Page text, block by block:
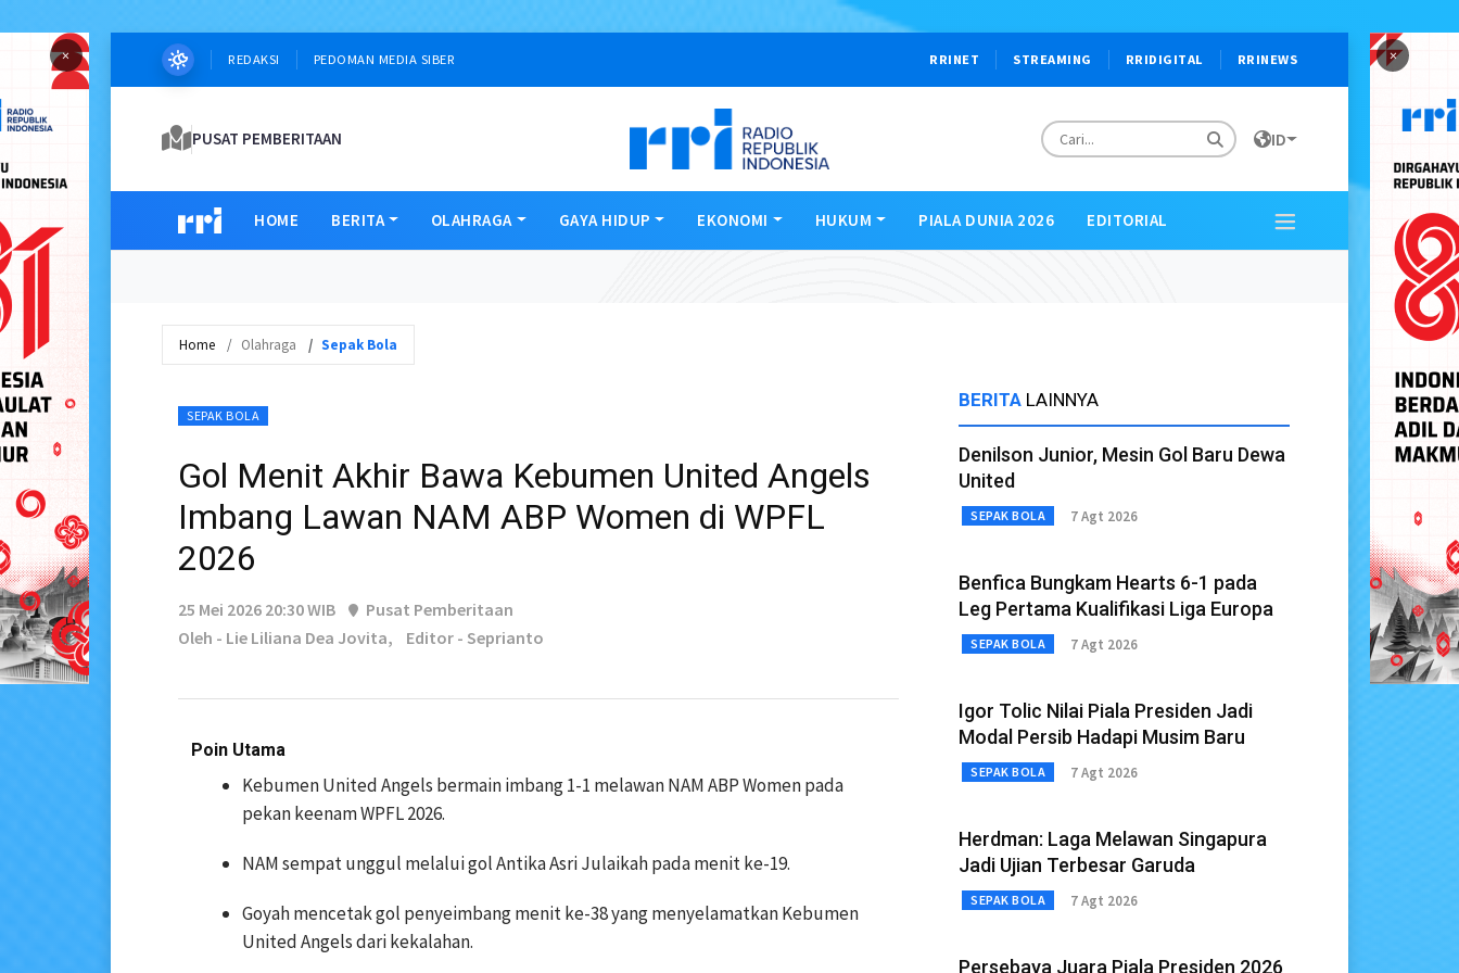
× ×
REDAKSI PEDOMAN MEDIA SIBER RRINET STREAMING RRIDIGITAL RRINEWS
PUSAT PEMBERITAAN ID
HOME BERITA OLAHRAGA GAYA HIDUP EKONOMI HUKUM PIALA DUNIA 2026 EDITORIAL
Home Olahraga Sepak Bola
SEPAK BOLA
Gol Menit Akhir Bawa Kebumen United Angels
Imbang Lawan NAM ABP Women di WPFL
2026
25 Mei 2026 20:30 WIB
Pusat Pemberitaan
Oleh - Lie Liliana Dea Jovita,
Editor - Seprianto
Poin Utama
Kebumen United Angels bermain imbang 1-1 melawan NAM ABP Women pada
pekan keenam WPFL 2026.
NAM sempat unggul melalui gol Antika Asri Julaikah pada menit ke-19.
Goyah mencetak gol penyeimbang menit ke-38 yang menyelamatkan Kebumen
United Angels dari kekalahan.
BERITA LAINNYA
Denilson Junior, Mesin Gol Baru Dewa
United
SEPAK BOLA 7 Agt 2026
Benfica Bungkam Hearts 6-1 pada
Leg Pertama Kualifikasi Liga Europa
SEPAK BOLA 7 Agt 2026
Igor Tolic Nilai Piala Presiden Jadi
Modal Persib Hadapi Musim Baru
SEPAK BOLA 7 Agt 2026
Herdman: Laga Melawan Singapura
Jadi Ujian Terbesar Garuda
SEPAK BOLA 7 Agt 2026
Persebaya Juara Piala Presiden 2026